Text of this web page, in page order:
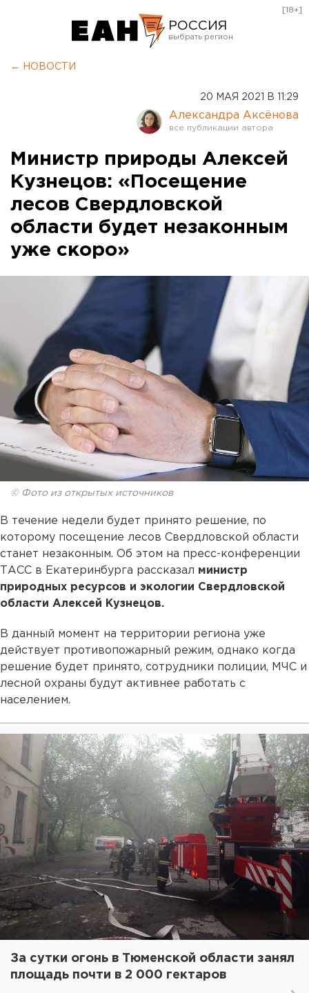
РОССИЯ
Оренбург
[18+]
← НОВОСТИ
20 МАЯ 2021 В 11:29
Александра Аксёнова
Министр природы Алексей
Кузнецов: «Посещение
лесов Свердловской
области будет незаконным
уже скоро»
© Фото из открытых источников
В течение недели будет принято решение, по
которому посещение лесов Свердловской области
станет незаконным. Об этом на пресс-конференции
ТАСС в Екатеринбурга рассказал министр
природных ресурсов и экологии Свердловской
области Алексей Кузнецов.
В данный момент на территории региона уже
действует противопожарный режим, однако когда
решение будет принято, сотрудники полиции, МЧС и
лесной охраны будут активнее работать с
населением.
За сутки огонь в Тюменской области занял
площадь почти в 2 000 гектаров